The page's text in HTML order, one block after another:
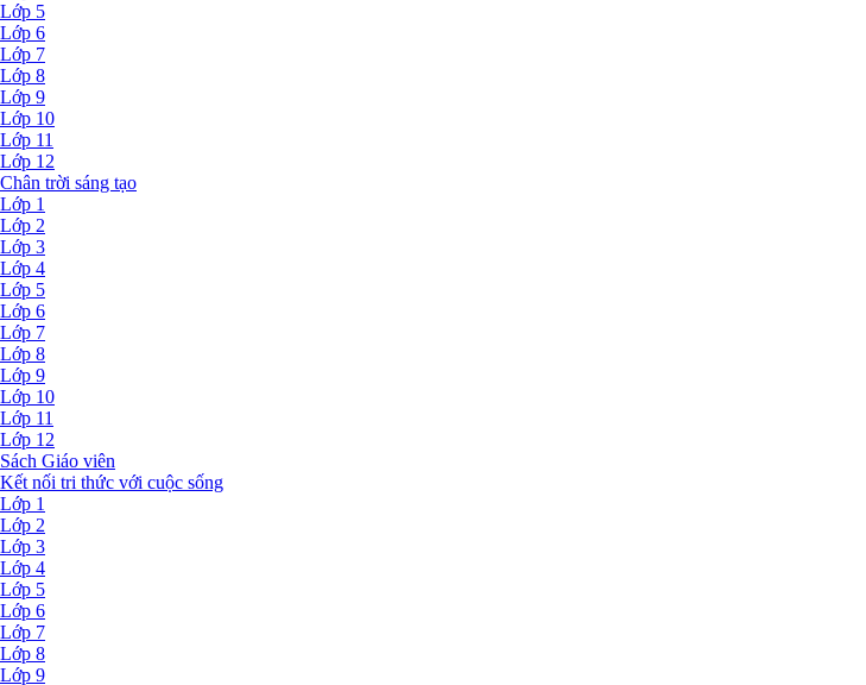
Lớp 5
Lớp 6
Lớp 7
Lớp 8
Lớp 9
Lớp 10
Lớp 11
Lớp 12
Chân trời sáng tạo
Lớp 1
Lớp 2
Lớp 3
Lớp 4
Lớp 5
Lớp 6
Lớp 7
Lớp 8
Lớp 9
Lớp 10
Lớp 11
Lớp 12
Sách Giáo viên
Kết nối tri thức với cuộc sống
Lớp 1
Lớp 2
Lớp 3
Lớp 4
Lớp 5
Lớp 6
Lớp 7
Lớp 8
Lớp 9